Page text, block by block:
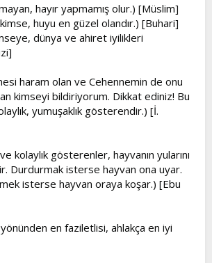
hayır yapmamış olur.) [Müslim]
huyu en güzel olandır.) [Buhari]
dünya ve ahiret iyilikleri
haram olan ve Cehennemin de onu
kimseyi bildiriyorum. Dikkat ediniz! Bu
yumuşaklık gösterendir.) [İ.
kolaylık gösterenler, hayvanın yularını
Durdurmak isterse hayvan ona uyar.
isterse hayvan oraya koşar.) [Ebu
en faziletlisi, ahlakça en iyi